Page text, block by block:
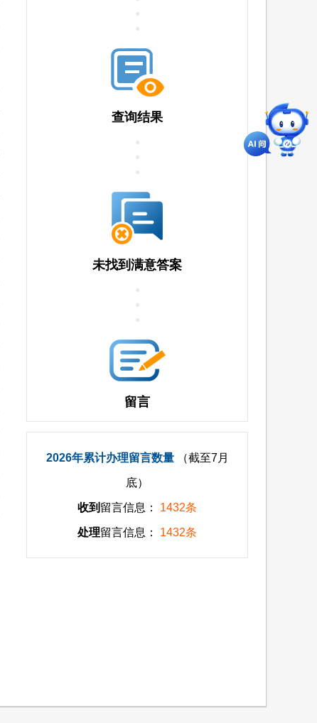
查询结果
未找到满意答案
留言
2026年累计办理留言数量 （截至7月
底）
收到 留言信息： 1432条
处理留言信息： 1432条